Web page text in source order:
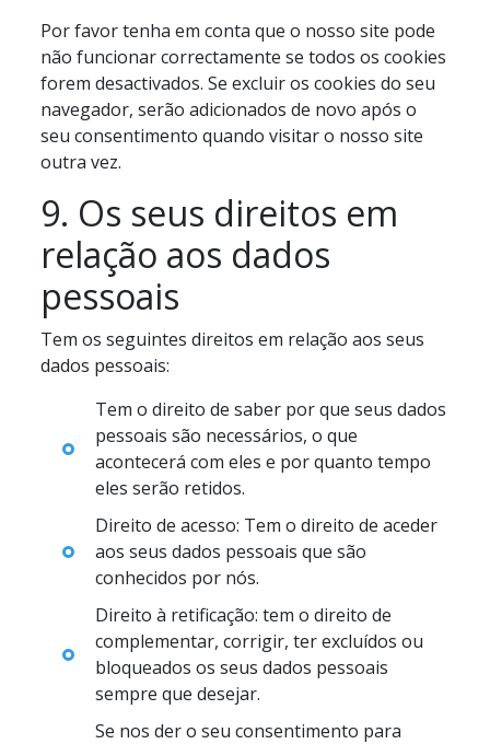
Por favor tenha em conta que o nosso site pode
não funcionar correctamente se todos os cookies
forem desactivados. Se excluir os cookies do seu
navegador, serão adicionados de novo após o
seu consentimento quando visitar o nosso site
outra vez.
9. Os seus direitos em
relação aos dados
pessoais
Tem os seguintes direitos em relação aos seus
dados pessoais:
Tem o direito de saber por que seus dados
pessoais são necessários, o que
acontecerá com eles e por quanto tempo
eles serão retidos.
Direito de acesso: Tem o direito de aceder
aos seus dados pessoais que são
conhecidos por nós.
Direito à retificação: tem o direito de
complementar, corrigir, ter excluídos ou
bloqueados os seus dados pessoais
sempre que desejar.
Se nos der o seu consentimento para